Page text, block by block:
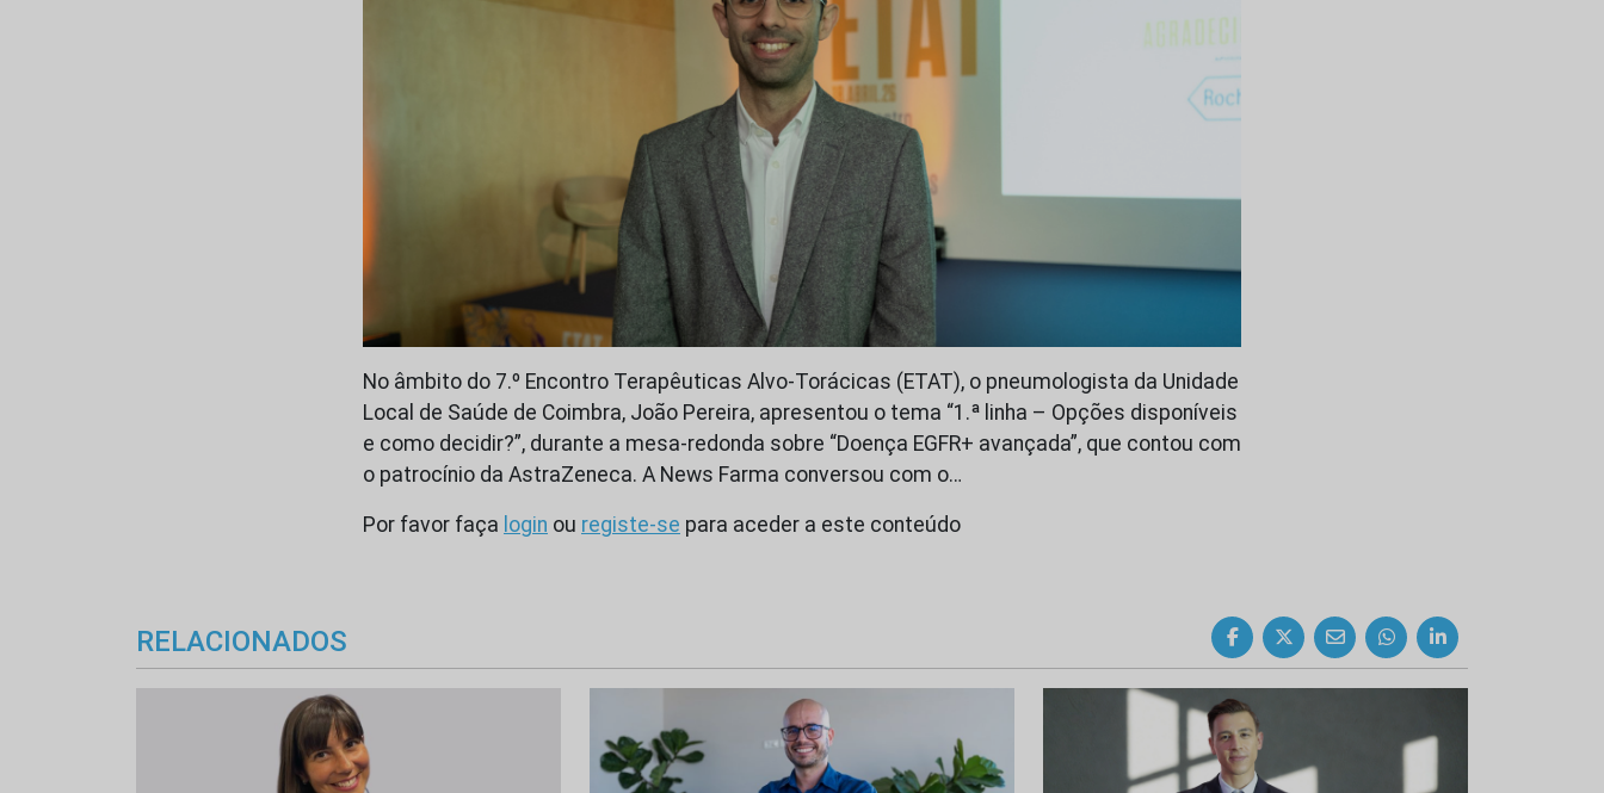
No âmbito do 7.º Encontro Terapêuticas Alvo-Torácicas (ETAT), o pneumologista da Unidade
Local de Saúde de Coimbra, João Pereira, apresentou o tema “1.ª linha – Opções disponíveis
e como decidir?”, durante a mesa-redonda sobre “Doença EGFR+ avançada”, que contou com
o patrocínio da AstraZeneca. A News Farma conversou com o…
Por favor faça login ou registe-se para aceder a este conteúdo
RELACIONADOS